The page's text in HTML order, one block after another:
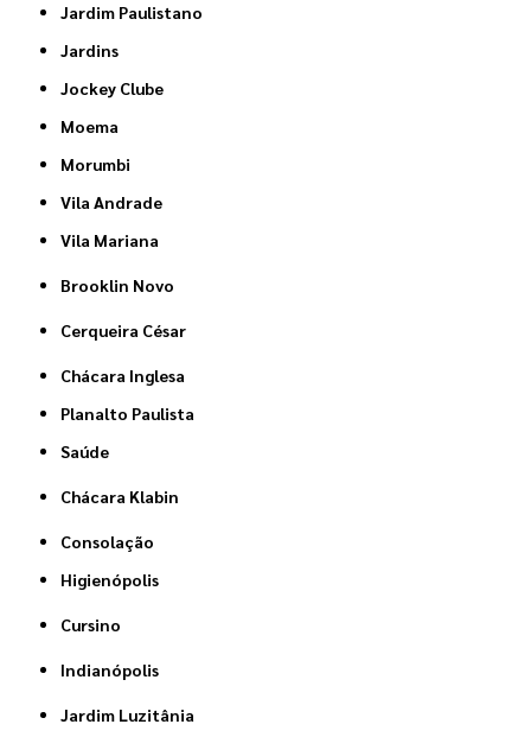
Jardim Paulistano
Jardins
Jockey Clube
Moema
Morumbi
Vila Andrade
Vila Mariana
Brooklin Novo
Cerqueira César
Chácara Inglesa
Planalto Paulista
Saúde
Chácara Klabin
Consolação
Higienópolis
Cursino
Indianópolis
Jardim Luzitânia